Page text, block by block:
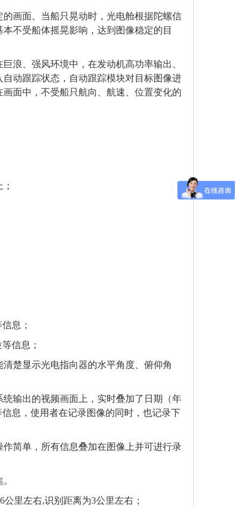
画面。当船只晃动时，光电舱根据陀螺信
不受船体摇晃影响，达到图像稳定的目
浪、强风环境中，在发动机高功率输出、
动跟踪状态，自动跟踪模块对目标图像进
面中，不受船只航向、航速、位置变化的
息；
信息；
清楚显示光电指向器的水平角度、俯仰角
输出的视频画面上，实时叠加了日期（年
息，使用者在记录图像的同时，也记录下
作简单 ，所有信息叠加在图像上并可进行录
公里左右,识别距离为3公里左右；